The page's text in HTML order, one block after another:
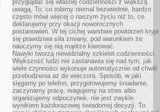
przyglądać się własnej codzienności z większą
uwagą. To, co robimy niemal bezwiednie, bardzo
często mówi więcej o naszym życiu niż to, co
deklarujemy przy okazji noworocznych
postanowień. W tej cichej warstwie powtórzeń kryje
się prawdziwa siła zmiany, pod warunkiem że
nauczymy się nią mądrze kierować.
Nawyki tworzą niewidzialny szkielet codzienności.
Większość ludzi nie zastanawia się nad tym, jak
wiele czynności wykonuje automatycznie od chwili
przebudzenia aż do wieczora. Sposób, w jaki
sięgamy po telefon, przygotowujemy śniadanie,
zaczynamy pracę, reagujemy na stres albo
organizujemy odpoczynek, nie jest zwykle
wynikiem każdorazowej świadomej decyzji. To